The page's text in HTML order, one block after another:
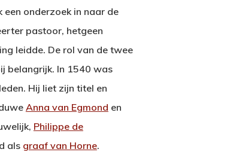
een onderzoek in naar de
pastoor, hetgeen
leidde. De rol van de twee
belangrijk. In 1540 was
Hij liet zijn titel en
Anna van Egmond en
Philippe de
als graaf van Horne.